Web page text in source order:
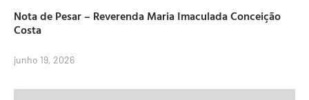
Nota de Pesar – Reverenda Maria Imaculada Conceição
Costa
junho 19, 2026